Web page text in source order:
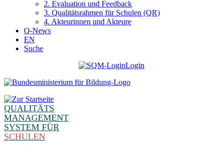
2. Evaluation und Feedback
3. Qualitätsrahmen für Schulen (QR)
4. Akteurinnen und Akteure
Q-News
EN
Suche
Login
QUALITÄTS
MANAGEMENT
SYSTEM FÜR
SCHULEN